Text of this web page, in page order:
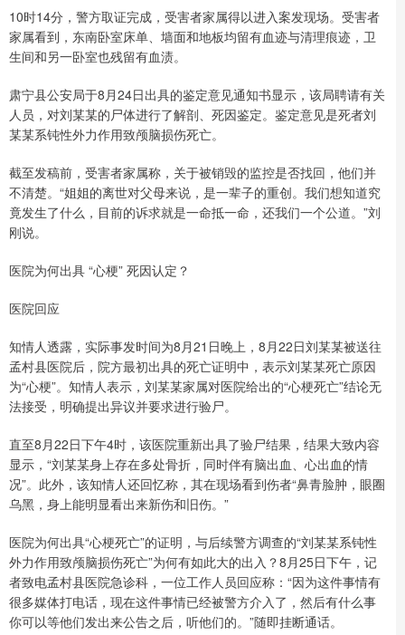
10时14分，警方取证完成，受害者家属得以进入案发现场。受害者
家属看到，东南卧室床单、墙面和地板均留有血迹与清理痕迹，卫
生间和另一卧室也残留有血渍。
肃宁县公安局于8月24日出具的鉴定意见通知书显示，该局聘请有关
人员，对刘某某的尸体进行了解剖、死因鉴定。鉴定意见是死者刘
某某系钝性外力作用致颅脑损伤死亡。
截至发稿前，受害者家属称，关于被销毁的监控是否找回，他们并
不清楚。“姐姐的离世对父母来说，是一辈子的重创。我们想知道究
竟发生了什么，目前的诉求就是一命抵一命，还我们一个公道。”刘
刚说。
医院为何出具 “心梗” 死因认定？
医院回应
知情人透露，实际事发时间为8月21日晚上，8月22日刘某某被送往
孟村县医院后，院方最初出具的死亡证明中，表示刘某某死亡原因
为“心梗”。知情人表示，刘某某家属对医院给出的“心梗死亡”结论无
法接受，明确提出异议并要求进行验尸。
直至8月22日下午4时，该医院重新出具了验尸结果，结果大致内容
显示，“刘某某身上存在多处骨折，同时伴有脑出血、心出血的情
况”。此外，该知情人还回忆称，其在现场看到伤者“鼻青脸肿，眼圈
乌黑，身上能明显看出来新伤和旧伤。”
医院为何出具“心梗死亡”的证明，与后续警方调查的“刘某某系钝性
外力作用致颅脑损伤死亡”为何有如此大的出入？8月25日下午，记
者致电孟村县医院急诊科，一位工作人员回应称：“因为这件事情有
很多媒体打电话，现在这件事情已经被警方介入了，然后有什么事
你可以等他们发出来公告之后，听他们的。”随即挂断通话。